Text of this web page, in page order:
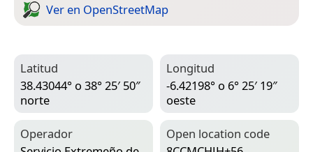
Ver en Open­Street­Map
Latitud
38.43044° o 38° 25′ 50″
norte
Longitud
-6.42198° o 6° 25′ 19″
oeste
Operador
Open location code